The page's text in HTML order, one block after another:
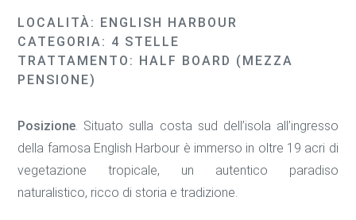
LOCALITÀ: ENGLISH HARBOUR
CATEGORIA: 4 STELLE
TRATTAMENTO: HALF BOARD (MEZZA
PENSIONE)
Posizione. Situato sulla costa sud dell’isola all’ingresso
della famosa English Harbour è immerso in oltre 19 acri di
vegetazione tropicale, un autentico paradiso
naturalistico, ricco di storia e tradizione.